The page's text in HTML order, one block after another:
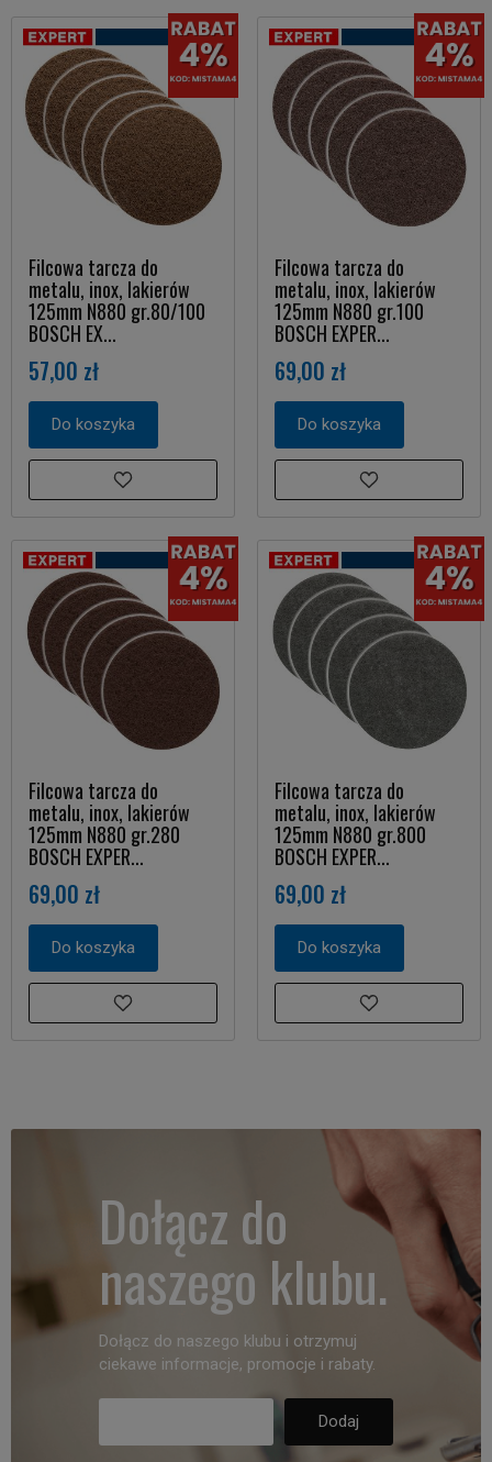
Filcowa tarcza do
metalu, inox, lakierów
125mm N880 gr.80/100
BOSCH EX...
57,00 zł
Do koszyka
Filcowa tarcza do
metalu, inox, lakierów
125mm N880 gr.100
BOSCH EXPER...
69,00 zł
Do koszyka
Filcowa tarcza do
metalu, inox, lakierów
125mm N880 gr.280
BOSCH EXPER...
69,00 zł
Do koszyka
Filcowa tarcza do
metalu, inox, lakierów
125mm N880 gr.800
BOSCH EXPER...
69,00 zł
Do koszyka
Dołącz do
naszego klubu.
Dołącz do naszego klubu i otrzymuj
ciekawe informacje, promocje i rabaty.